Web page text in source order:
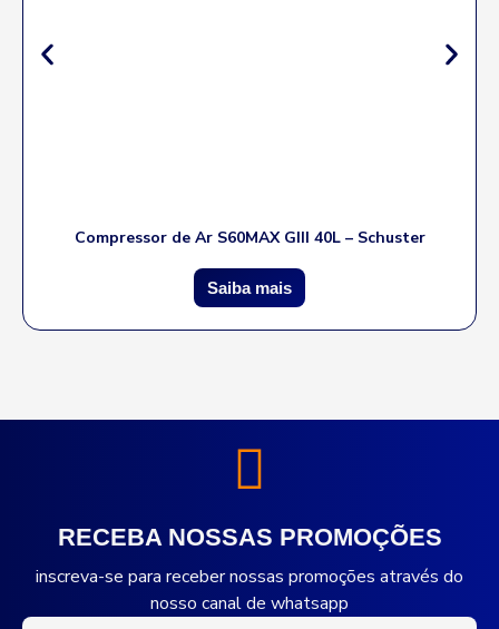
Compressor de Ar S60MAX GIII 40L – Schuster
Saiba mais
RECEBA NOSSAS PROMOÇÕES
inscreva-se para receber nossas promoções através do
nosso canal de whatsapp